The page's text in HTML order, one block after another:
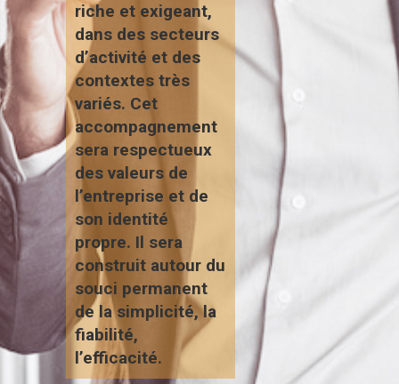
riche et exigeant,
dans des secteurs
d’activité et des
contextes très
variés. Cet
accompagnement
sera respectueux
des valeurs de
l’entreprise et de
son identité
propre. Il sera
construit autour du
souci permanent
de la simplicité, la
fiabilité,
l’efficacité.